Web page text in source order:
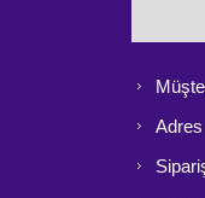
Adres